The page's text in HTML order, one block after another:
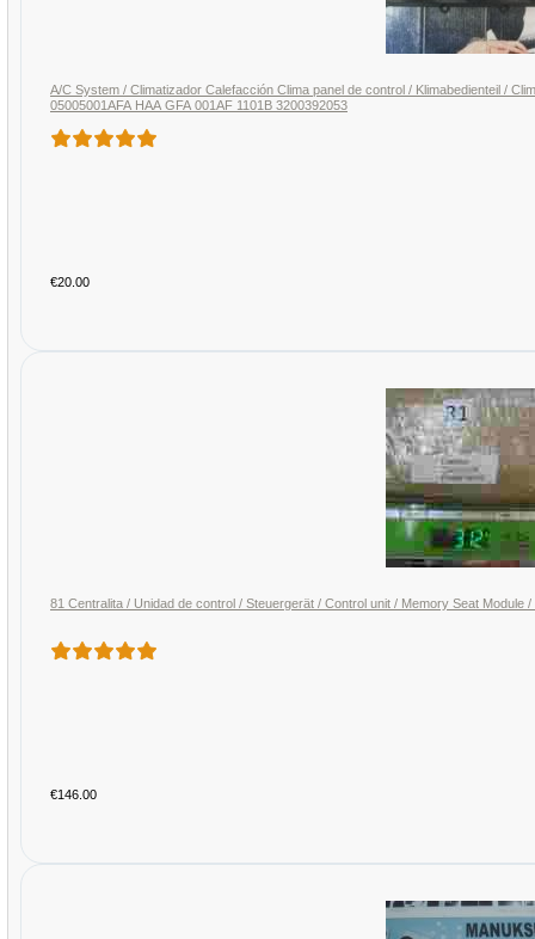
A/C System / Climatizador Calefacción Clima panel de control / Klimabedienteil /
05005001AFA HAA GFA 001AF 1101B 3200392053
€20.00
81 Centralita / Unidad de control / Steuergerät / Control unit / Memory Seat Module
€146.00